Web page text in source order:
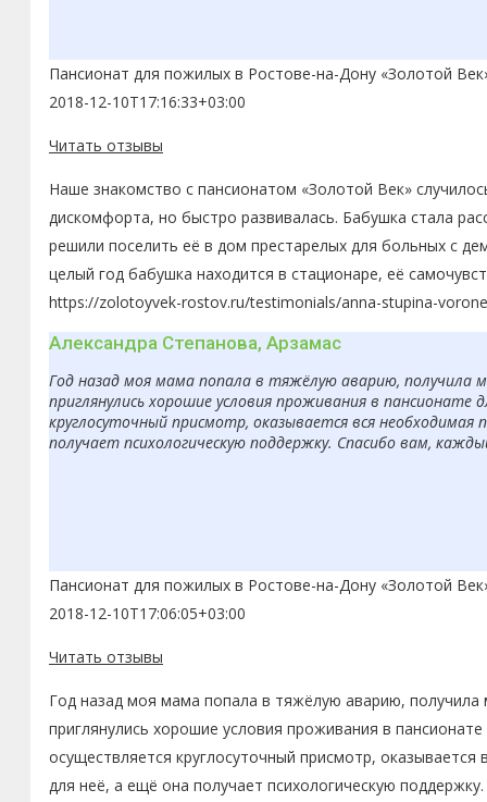
Пансионат для пожилых в Ростове-на-Дону «Золотой
2018-12-10T17:16:33+03:00
Читать отзывы
Наше знакомство с пансионатом «Золотой Век»
дискомфорта, но быстро развивалась. Бабушка стала
решили поселить её в дом престарелых для больных с
целый год бабушка находится в стационаре, её
https://zolotoyvek-rostov.ru/testimonials/anna-stupina-
Александра Степанова, Арзамас
Год назад моя мама попала в тяжёлую аварию, получила
приглянулись хорошие условия проживания в
круглосуточный присмотр, оказывается вся
получает психологическую поддержку. Спасибо вам,
Пансионат для пожилых в Ростове-на-Дону «Золотой
2018-12-10T17:06:05+03:00
Читать отзывы
Год назад моя мама попала в тяжёлую аварию,
приглянулись хорошие условия проживания в
осуществляется круглосуточный присмотр,
для неё, а ещё она получает психологическую